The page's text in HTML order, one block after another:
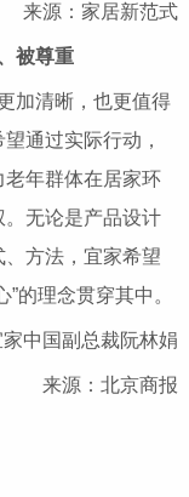
源：家居新范式
被尊重
清晰，也更值得
通过实际行动，
年群体在居家环
无论是产品设计
方法，宜家希望
的理念贯穿其中。
国副总裁阮林娟
来源：北京商报